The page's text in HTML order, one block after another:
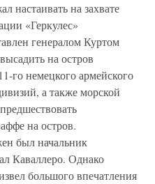
настаивать на захвате
«Геркулес»
генералом Куртом
на остров
го немецкого армейского
а также морской
на остров.
был начальник
Каваллеро. Однако
большого впечатления